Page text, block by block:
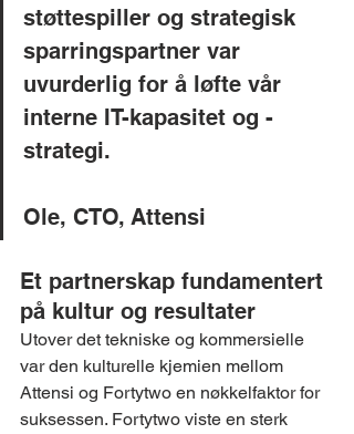
støttespiller og strategisk
sparringspartner var
uvurderlig for å løfte vår
interne IT-kapasitet og -
strategi.
Ole, CTO, Attensi
Et partnerskap fundamentert
på kultur og resultater
Utover det tekniske og kommersielle
var den kulturelle kjemien mellom
Attensi og Fortytwo en nøkkelfaktor for
suksessen. Fortytwo viste en sterk